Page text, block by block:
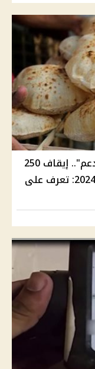
"لن يصرفوا سلع التموين أو الخبز المدعم".. إيقاف 250
ألف بطاقة تموينية بدءًا من ديسمبر 2024: تعرف على